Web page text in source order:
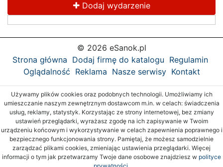
Dodaj wydarzenie
© 2026 eSanok.pl
Strona główna Dodaj firmę do katalogu Regulamin
Oglądalność Reklama Nasze serwisy Kontakt
Używamy plików cookies oraz podobnych technologii. Umożliwiamy ich
umieszczanie naszym zewnętrznym dostawcom m.in. w celach: świadczenia
usług, reklamy, statystyk. Korzystając ze strony internetowej, bez zmiany
ustawień przeglądarki, wyrażasz zgodę na ich zapisywanie w Twoim
urządzeniu końcowym i wykorzystywanie w celach zapewnienia poprawnego i
bezpiecznego funkcjonowania strony. Pamiętaj, że możesz samodzielnie
zarządzać plikami cookies, zmieniając ustawienia przeglądarki. Więcej
informacji o tym jak przetwarzamy Twoje dane osobowe znajdziesz w polityce